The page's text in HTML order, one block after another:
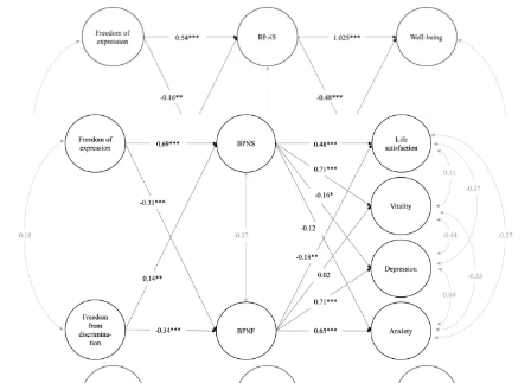
Рисунок 2